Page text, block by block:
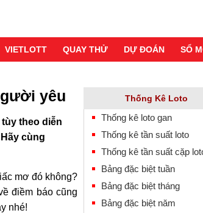
VIETLOTT QUAY THỬ DỰ ĐOÁN SỔ
yêu
theo diễn
cùng
mơ đó không?
điềm báo cũng
nhé!
Thống Kê Loto
Thống kê loto gan
Thống kê tần suất loto
Thống kê tần suất cặp
Bảng đặc biệt tuần
Bảng đặc biệt tháng
Bảng đặc biệt năm